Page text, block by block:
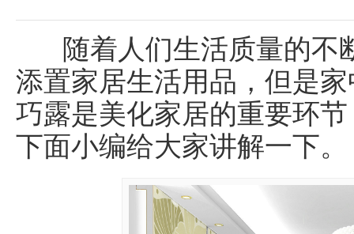
随着人们生活质量的不
添置家居生活用品，但是
巧露是美化家居的重要环
下面小编给大家讲解一下。